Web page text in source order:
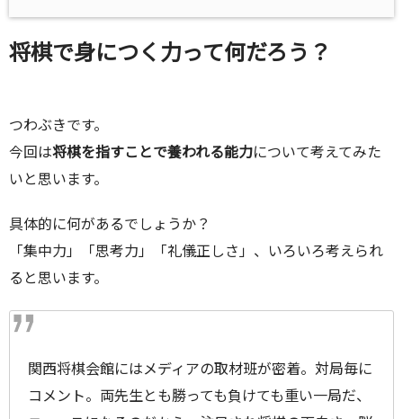
将棋で身につく力って何だろう？
つわぶきです。
今回は将棋を指すことで養われる能力について考えてみた
いと思います。
具体的に何があるでしょうか？
「集中力」「思考力」「礼儀正しさ」、いろいろ考えられ
ると思います。
関西将棋会館にはメディアの取材班が密着。対局毎に
コメント。両先生とも勝っても負けても重い一局だ、